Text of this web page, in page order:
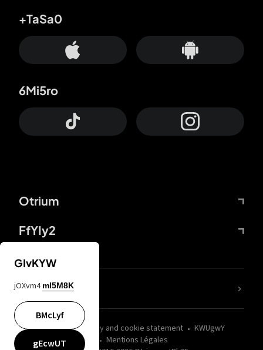
Otrium
FfYIy2
+TaSa0
6Mi5ro
wZQPfd Privacy and cookie statement
KWUgwY
Mentions Légales
nLC6tu
GIvKYW
jOXvm4 mI5M8K
BMcLyf
gEcwUT